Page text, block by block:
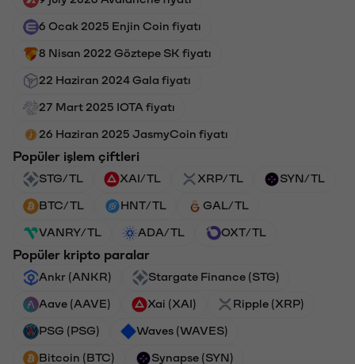
6 Ocak 2025 Enjin Coin fiyatı
8 Nisan 2022 Göztepe SK fiyatı
22 Haziran 2024 Gala fiyatı
27 Mart 2025 IOTA fiyatı
26 Haziran 2025 JasmyCoin fiyatı
Popüler işlem çiftleri
STG/TL XAI/TL XRP/TL SYN/TL
BTC/TL HNT/TL GAL/TL
VANRY/TL ADA/TL OXT/TL
Popüler kripto paralar
Ankr (ANKR) Stargate Finance (STG)
Aave (AAVE) Xai (XAI) Ripple (XRP)
PSG (PSG) Waves (WAVES)
Bitcoin (BTC) Synapse (SYN)